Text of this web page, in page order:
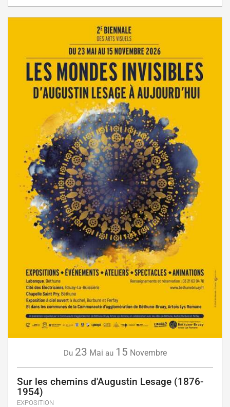
Du 23 Mai au 15 Novembre
Sur les chemins d'Augustin Lesage (1876-
1954)
EXPOSITION